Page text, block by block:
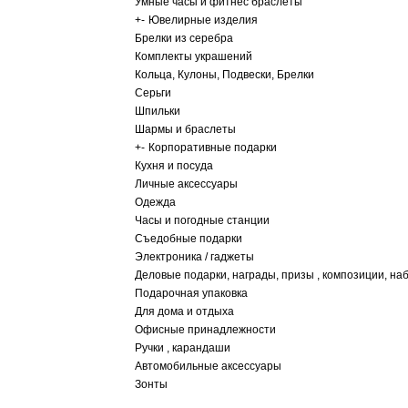
+- Ювелирные изделия
Брелки из серебра
Комплекты украшений
Кольца, Кулоны, Подвески, Брелки
Серьги
Шпильки
Шармы и браслеты
+- Корпоративные подарки
Кухня и посуда
Личные аксессуары
Одежда
Часы и погодные станции
Съедобные подарки
Электроника / гаджеты
Деловые подарки, награды, призы , композиции,
Подарочная упаковка
Для дома и отдыха
Офисные принадлежности
Ручки , карандаши
Автомобильные аксессуары
Зонты